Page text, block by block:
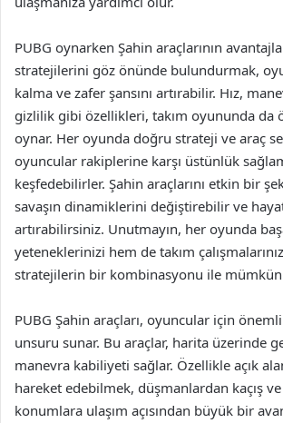
PUBG oynarken Şahin araçlarının
stratejilerini göz önünde bulundurmak,
kalma ve zafer şansını artırabilir. Hız,
gizlilik gibi özellikleri, takım oyununda da
oynar. Her oyunda doğru strateji ve araç
oyuncular rakiplerine karşı üstünlük
keşfedebilirler. Şahin araçlarını etkin bir
savaşın dinamiklerini değiştirebilir ve
artırabilirsiniz. Unutmayın, her oyunda
yeteneklerinizi hem de takım
stratejilerin bir kombinasyonu ile mümkün
PUBG Şahin araçları, oyuncular için
unsuru sunar. Bu araçlar, harita üzerinde
manevra kabiliyeti sağlar. Özellikle açık
hareket edebilmek, düşmanlardan kaçış
konumlara ulaşım açısından büyük bir